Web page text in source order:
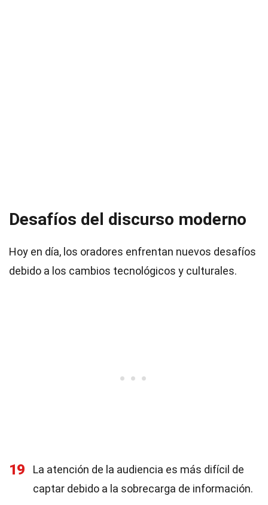
Desafíos del discurso moderno
Hoy en día, los oradores enfrentan nuevos desafíos
debido a los cambios tecnológicos y culturales.
19
La atención de la audiencia es más difícil de
captar debido a la sobrecarga de información.